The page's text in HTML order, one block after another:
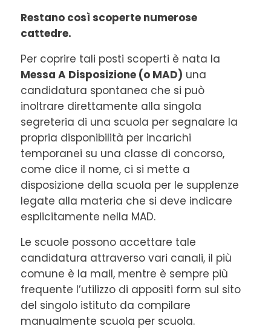
Restano così scoperte numerose
cattedre.
Per coprire tali posti scoperti è nata la
Messa A Disposizione (o MAD) una
candidatura spontanea che si può
inoltrare direttamente alla singola
segreteria di una scuola per segnalare la
propria disponibilità per incarichi
temporanei su una classe di concorso,
come dice il nome, ci si mette a
disposizione della scuola per le supplenze
legate alla materia che si deve indicare
esplicitamente nella MAD.
Le scuole possono accettare tale
candidatura attraverso vari canali, il più
comune è la mail, mentre è sempre più
frequente l’utilizzo di appositi form sul sito
del singolo istituto da compilare
manualmente scuola per scuola.